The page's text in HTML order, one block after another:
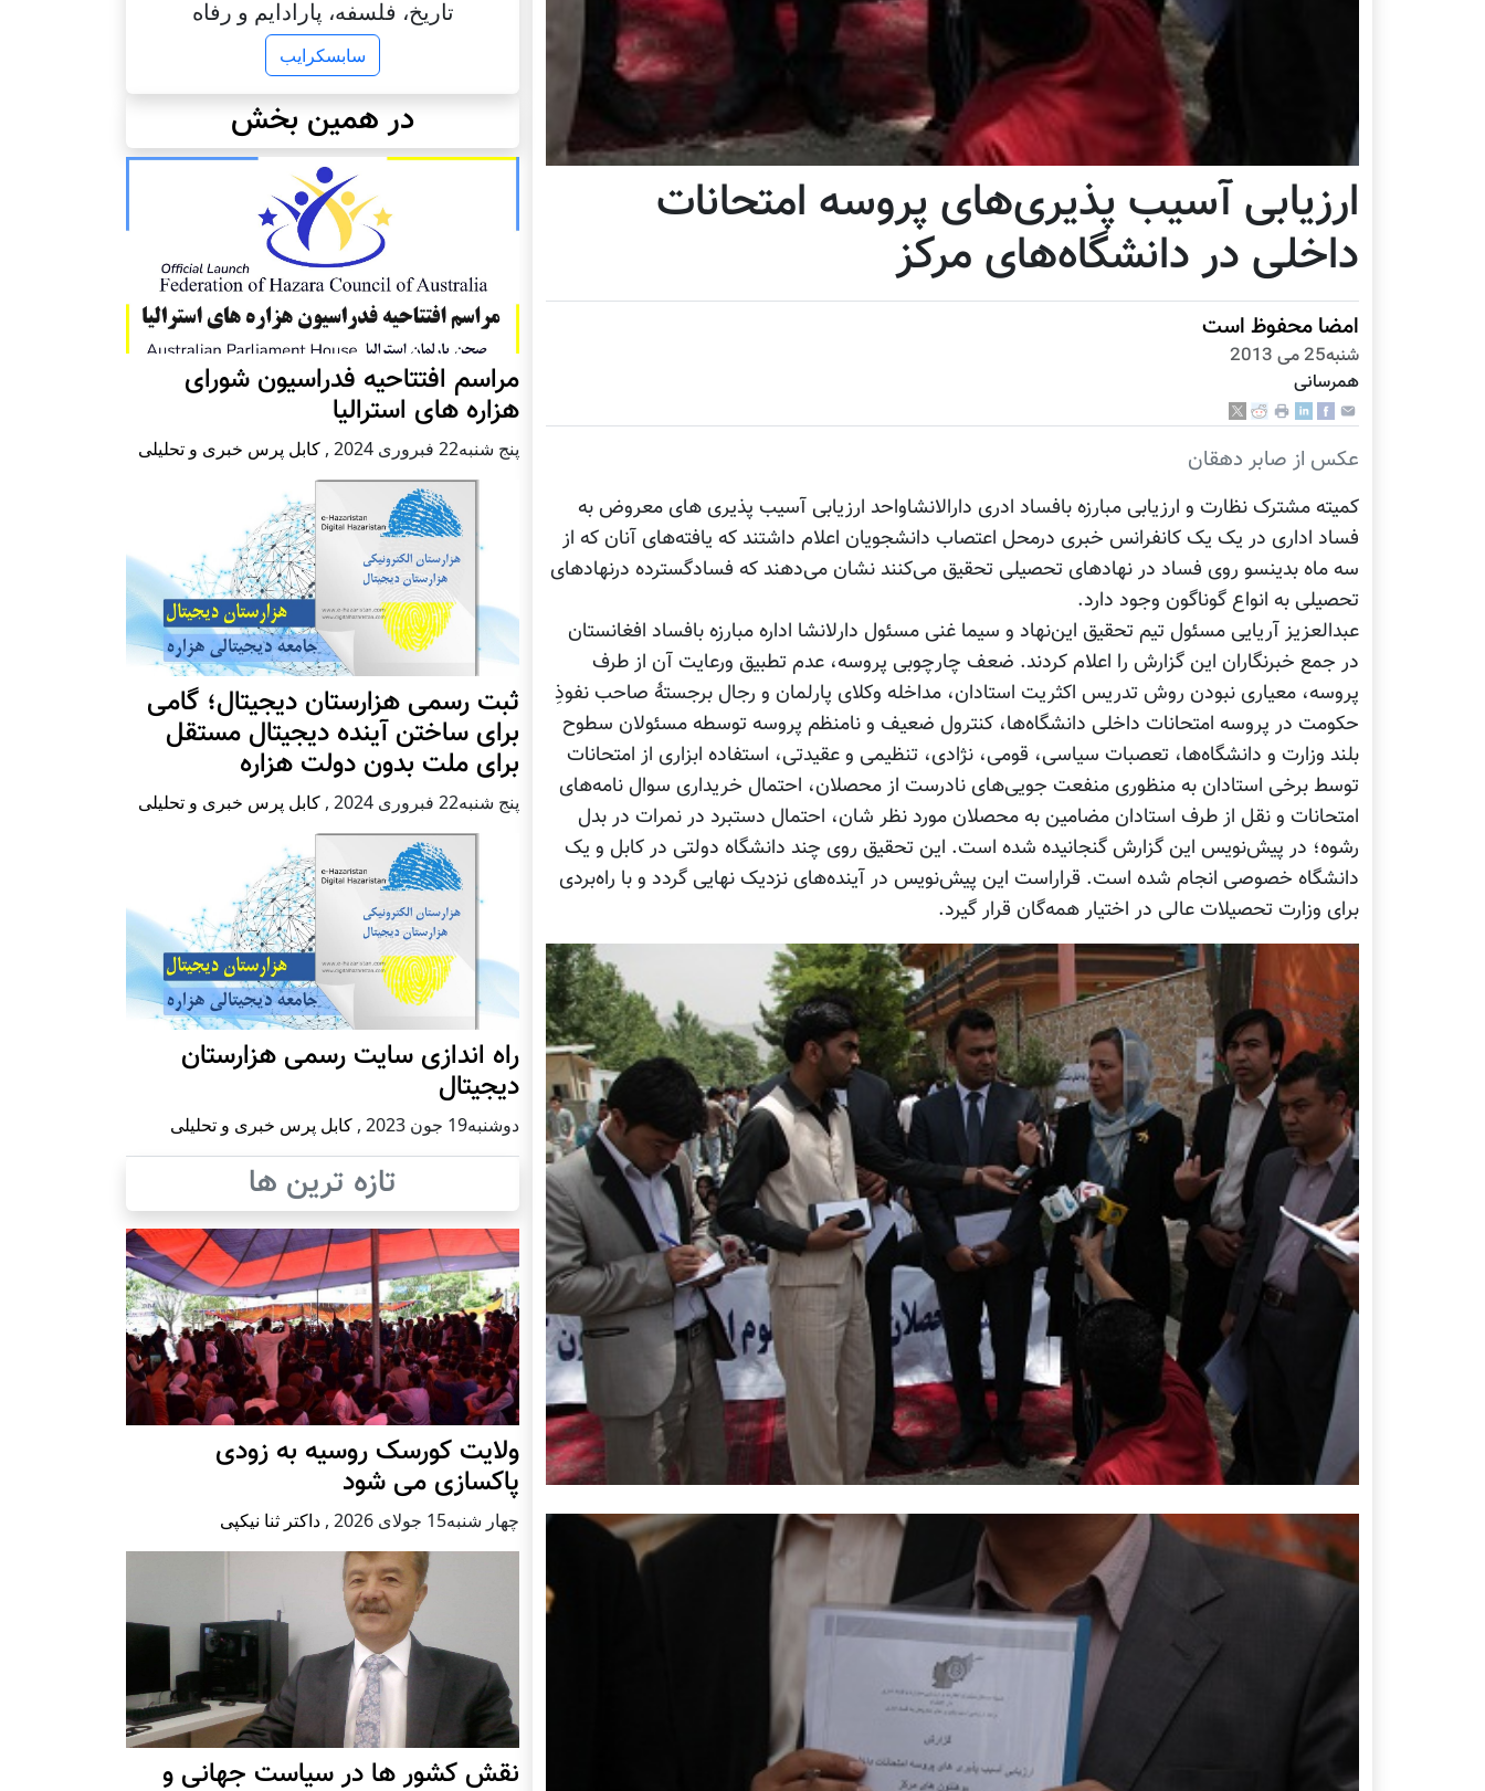
ارزیابی آسیب پذیری‌های پروسه امتحانات
داخلی در دانشگاه‌های مرکز
امضا محفوظ است
شنبه25 می 2013
همرسانی
عکس از صابر دهقان
کمیته مشترک نظارت و ارزیابی مبارزه بافساد ادری دارالانشاواحد ارزیابی آسیب پذیری های معروض به
فساد اداری در یک یک کانفرانس خبری درمحل اعتصاب دانشجویان اعلام داشتند که یافته‌های آنان که از
سه ماه بدینسو روی فساد در نهادهای تحصیلی تحقیق می‌کنند نشان می‌دهند که فسادگسترده درنهادهای
تحصیلی به انواع گوناگون وجود دارد.
عبدالعزیز آریایی مسئول تیم تحقیق این‌نهاد و سیما غنی مسئول دارلانشا اداره مبارزه بافساد افغانستان
در جمع خبرنگاران این گزارش را اعلام کردند. ضعف چارچوبی پروسه، عدم تطبیق ورعایت آن از طرف
پروسه، معیاری نبودن روش تدریس اکثریت استادان، مداخله وکلای پارلمان و رجال برجستۀ صاحب نفوذِ
حکومت در پروسه امتحانات داخلی دانشگاه‌ها، کنترول ضعیف و نامنظم پروسه توسطه مسئولان سطوح
بلند وزارت و دانشگاه‌ها، تعصبات سیاسی، قومی، نژادی، تنظیمی و عقیدتی، استفاده ابزاری از امتحانات
توسط برخی استادان به منظوری منفعت جویی‌های نادرست از محصلان، احتمال خریداری سوال نامه‌های
امتحانات و نقل از طرف استادان مضامین به محصلان مورد نظر شان، احتمال دستبرد در نمرات در بدل
رشوه؛ در پیش‌نویس این گزارش گنجانیده شده است. این تحقیق روی چند دانشگاه دولتی در کابل و یک
دانشگاه خصوصی انجام شده است. قراراست این پیش‌نویس در آینده‌های نزدیک نهایی گردد و با راه‌بردی
برای وزارت تحصیلات عالی در اختیار همه‌گان قرار گیرد.
تاریخ، فلسفه، پارادایم و رفاه
سابسکرایب
در همین بخش
مراسم افتتاحیه فدراسیون شورای
هزاره های استرالیا
پنج شنبه22 فبروری 2024 , کابل پرس خبری و تحلیلی
ثبت رسمی هزارستان دیجیتال؛ گامی
برای ساختن آینده دیجیتال مستقل
برای ملت بدون دولت هزاره
پنج شنبه22 فبروری 2024 , کابل پرس خبری و تحلیلی
راه اندازی سایت رسمی هزارستان
دیجیتال
دوشنبه19 جون 2023 , کابل پرس خبری و تحلیلی
تازه ترین ها
ولایت کورسک روسیه به زودی
پاکسازی می شود
چهار شنبه15 جولای 2026 , داکتر ثنا نیکپی
نقش کشور ها در سیاست جهانی و